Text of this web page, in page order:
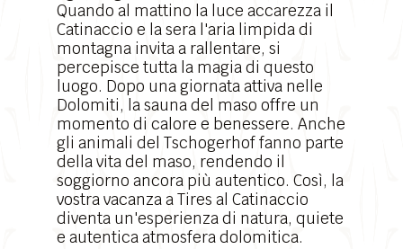
Quando al mattino la luce accarezza il
Catinaccio e la sera l'aria limpida di
montagna invita a rallentare, si
percepisce tutta la magia di questo
luogo. Dopo una giornata attiva nelle
Dolomiti, la sauna del maso offre un
momento di calore e benessere. Anche
gli animali del Tschogerhof fanno parte
della vita del maso, rendendo il
soggiorno ancora più autentico. Così, la
vostra vacanza a Tires al Catinaccio
diventa un'esperienza di natura, quiete
e autentica atmosfera dolomitica.